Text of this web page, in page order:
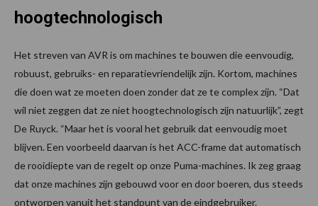
hoogtechnologisch
Het streven van AVR is om machines te bouwen die eenvoudig,
robuust, gebruiks- en reparatievriendelijk zijn. Kortom, machines
die doen wat ze moeten doen zonder dat ze te complex zijn. “Dat
wil niet zeggen dat ze niet hoogtechnologisch zijn natuurlijk”, zegt
De Ruyck. “Maar het is vooral het gebruik dat eenvoudig moet
blijven. Een voorbeeld daarvan is het ACC-frame dat automatisch
de rooidiepte van de regelt op onze Puma-machines. Ik zeg graag
dat onze machines zijn gebouwd voor en door boeren, dus steeds
ontworpen vanuit het standpunt van de eindgebruiker.